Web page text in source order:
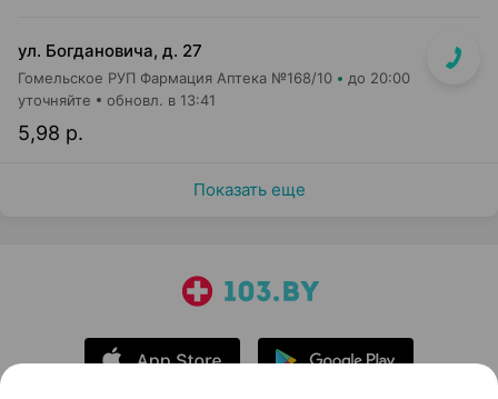
ул. Богдановича, д. 27
Гомельское РУП Фармация Аптека №168/10 до 20:00
5,98 р.
уточняйте обновл. в 13:41
Показать еще